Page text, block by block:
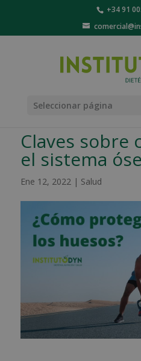
+34 91
Seleccionar página
Claves sobre
el sistema
Ene 12, 2022| Salud